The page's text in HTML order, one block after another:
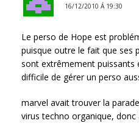
16/12/2010 Á 19:30
Le perso de Hope est
puisque outre le fait que ses
sont extrêmement puissants
difficile de gérer un perso
marvel avait trouver la
virus techno organique, donc